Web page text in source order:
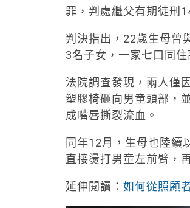
罪，判處繼父有期徒刑
判決指出，22歲生母曾
3名子女，一家七口同
法院調查發現，兩人僅
塑膠椅砸向男童頭部，
成嘴唇撕裂流血。
同年12月，生母也陸續
直接燙打男童左前臂，
延伸閱讀： 如何從照顧